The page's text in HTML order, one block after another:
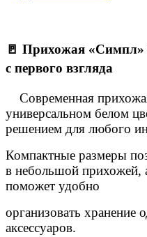
🚪 Прихожая
с первого взгляда
Современная
универсальном белом
решением для любого
Компактные размеры
в небольшой прихожей,
поможет удобно
организовать хранение
аксессуаров.